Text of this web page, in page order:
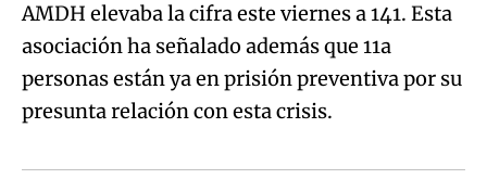
AMDH elevaba la cifra este viernes a 141. Esta
asociación ha señalado además que 11a
personas están ya en prisión preventiva por su
presunta relación con esta crisis.